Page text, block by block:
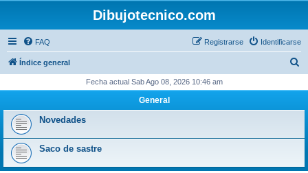
Dibujotecnico.com
FAQ Identificarse
Registrarse
Índice general
c
Fecha actual Sab Ago 08, 2026 10:46 am
General
Novedades
Saco de sastre